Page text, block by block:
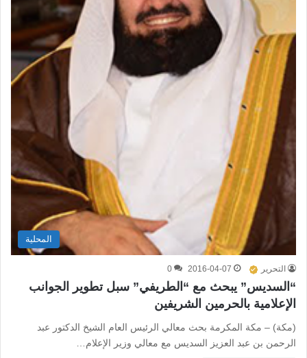
المحلية
التحرير 2016-04-07
0
“السديس” يبحث مع “الطريفي” سبل تطوير الجوانب
الإعلامية بالحرمين الشريفين
(مكة) – مكة المكرمة بحث معالي الرئيس العام الشيخ الدكتور عبد
الرحمن بن عبد العزيز السديس مع معالي وزير الإعلام…